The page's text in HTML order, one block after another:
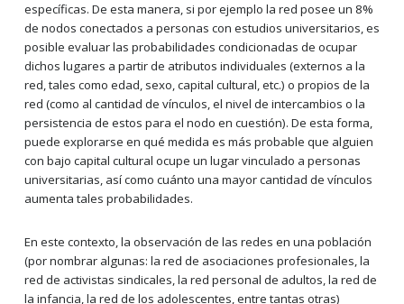
específicas. De esta manera, si por ejemplo la red posee un 8%
de nodos conectados a personas con estudios universitarios, es
posible evaluar las probabilidades condicionadas de ocupar
dichos lugares a partir de atributos individuales (externos a la
red, tales como edad, sexo, capital cultural, etc.) o propios de la
red (como al cantidad de vínculos, el nivel de intercambios o la
persistencia de estos para el nodo en cuestión). De esta forma,
puede explorarse en qué medida es más probable que alguien
con bajo capital cultural ocupe un lugar vinculado a personas
universitarias, así como cuánto una mayor cantidad de vínculos
aumenta tales probabilidades.
En este contexto, la observación de las redes en una población
(por nombrar algunas: la red de asociaciones profesionales, la
red de activistas sindicales, la red personal de adultos, la red de
la infancia, la red de los adolescentes, entre tantas otras)